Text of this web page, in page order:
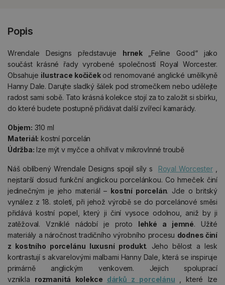
Popis
Wrendale Designs představuje hrnek
„Feline Good“ jako
součást krásné řady vyrobené společností Royal Worcester.
Obsahuje ilustrace kočiček od renomované anglické umělkyně
Hanny Dale. Darujte sladký šálek pod stromečkem nebo udělejte
radost sami sobě. Tato krásná kolekce stojí za to založit si sbírku,
do které budete postupně přidávat další zvířecí kamarády.
Objem: 310 ml
Materiál: kostní porcelán
Údržba: lze mýt v myčce a ohřívat v mikrovlnné troubě
Náš oblíbený Wrendale Designs spojil síly s Royal Worcester,
nejstarší dosud funkční anglickou porcelánkou. Co hrneček činí
jedinečným je jeho materiál – kostní porcelán. Jde o britský
vynález z 18. století, při jehož výrobě se do porcelánové směsi
přidává kostní popel, který ji činí vysoce odolnou, aniž by ji
zatěžoval. Vzniklé nádobí je proto lehké a jemné. Užité
materiály a náročnost tradičního výrobního procesu dodnes činí
z kostního porcelánu luxusní produkt. Jeho bělost a lesk
kontrastují s akvarelovými malbami Hanny Dale, která se inspiruje
primárně anglickým venkovem. Jejich spoluprací
vznikla rozmanitá kolekce dárků z porcelánu
, které lze